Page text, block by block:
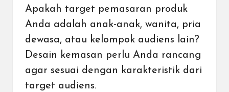
Apakah target pemasaran produk
Anda adalah anak-anak, wanita, pria
dewasa, atau kelompok audiens lain?
Desain kemasan perlu Anda rancang
agar sesuai dengan karakteristik dari
target audiens.